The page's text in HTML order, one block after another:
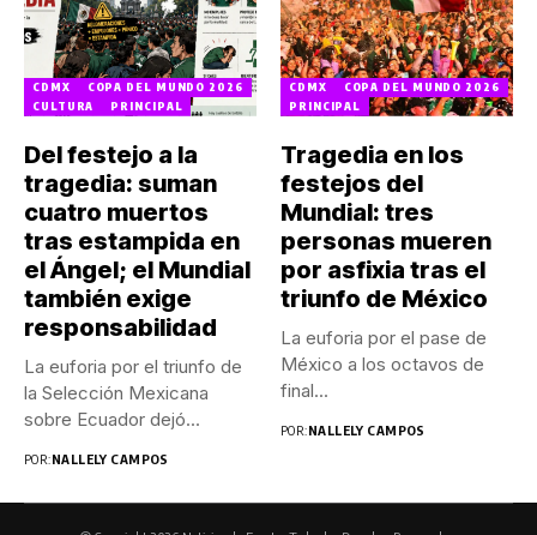
CDMX
COPA DEL MUNDO 2026
CULTURA
PRINCIPAL
Del festejo a la
tragedia: suman
cuatro muertos
tras estampida en
el Ángel; el Mundial
también exige
responsabilidad
La euforia por el triunfo de
la Selección Mexicana
sobre Ecuador dejó...
POR:NALLELY CAMPOS
CDMX
COPA DEL MUNDO 2026
PRINCIPAL
Tragedia en los
festejos del
Mundial: tres
personas mueren
por asfixia tras el
triunfo de México
La euforia por el pase de
México a los octavos de
final...
POR:NALLELY CAMPOS